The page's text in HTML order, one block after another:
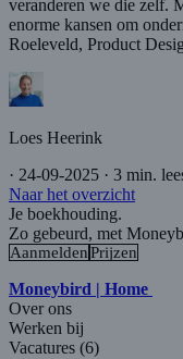
veranderen we die zelf.
enorme kansen om
Roeleveld, Product
Loes Heerink
· 24-09-2025 · 3 min.
Naar het overzicht